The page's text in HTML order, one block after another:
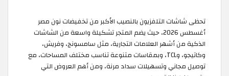
تحظى شاشات التلفزيون بالنصيب الأكبر من تخفيضات نون مصر
أغسطس 2026، حيث يضم المتجر تشكيلة واسعة من الشاشات
الذكية من أشهر العلامات التجارية، مثل سامسونج، وفريش،
وكاتيجو، وTCL، وبمقاسات متنوعة تناسب مختلف المساحات، مع
توصيل مجاني وتسهيلات سداد مرنة، ومن أهم العروض التي